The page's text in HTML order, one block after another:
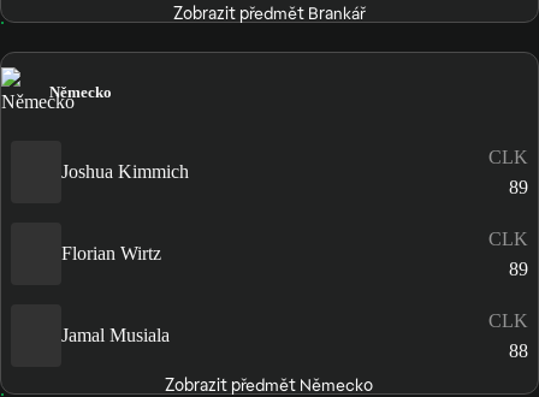
Zobrazit předmět Brankář
Německo
Joshua Kimmich
CLK
89
Florian Wirtz
CLK
89
Jamal Musiala
CLK
88
Zobrazit předmět Německo